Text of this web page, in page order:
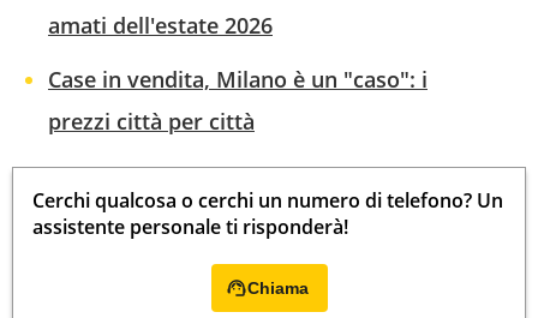
amati dell'estate 2026
Case in vendita, Milano è un "caso": i
prezzi città per città
Cerchi qualcosa o cerchi un numero di telefono? Un
assistente personale ti risponderà!
Chiama